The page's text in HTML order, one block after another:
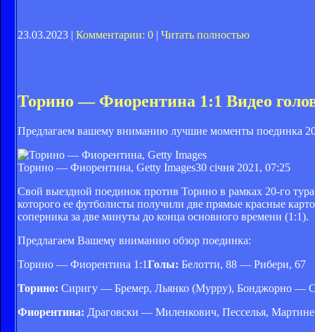
23.03.2023 | Комментарии: 0 | Читать полностью
Торино — Фиорентина 1:1 Видео
Предлагаем вашему вниманию лучшие моменты поединка
Торино — Фиорентина, Getty Images30 січня 2021, 07:25
Свой выездной поединок против Торино в рамках 20-го
которого ее футболисты получили две прямые красные
соперника за две минуты до конца основного времени (1:1).
Предлагаем Вашему вниманию обзор поединка:
Торино — Фиорентина 1:1Голы: Белотти, 88 — Рибери, 67
Торино: Сиригу — Бремер, Льянко (Мурру), Бонджорно —
Фиорентина: Драговски — Миленкович, Песселья,